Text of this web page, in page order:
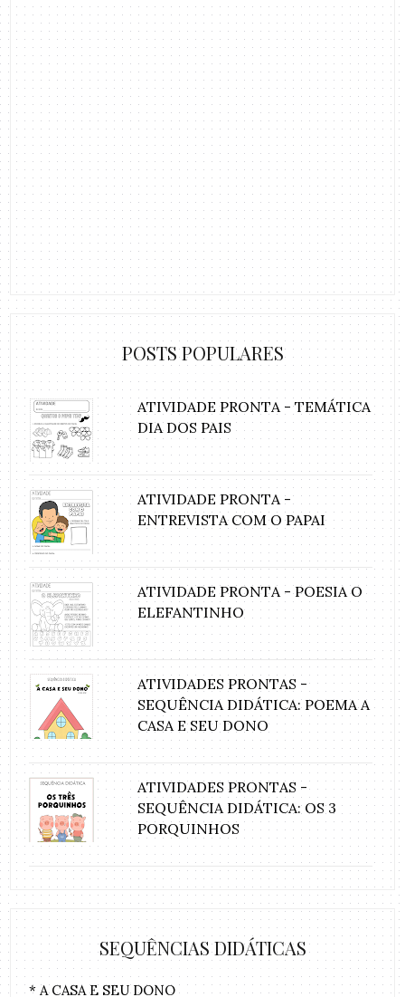
POSTS POPULARES
ATIVIDADE PRONTA - TEMÁTICA
DIA DOS PAIS
ATIVIDADE PRONTA -
ENTREVISTA COM O PAPAI
ATIVIDADE PRONTA - POESIA O
ELEFANTINHO
ATIVIDADES PRONTAS -
SEQUÊNCIA DIDÁTICA: POEMA A
CASA E SEU DONO
ATIVIDADES PRONTAS -
SEQUÊNCIA DIDÁTICA: OS 3
PORQUINHOS
SEQUÊNCIAS DIDÁTICAS
* A CASA E SEU DONO